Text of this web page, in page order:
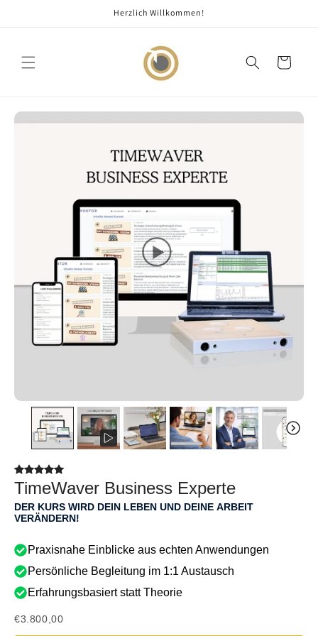
Herzlich Willkommen!
Warenkorb
TimeWaver Business Experte
DER KURS WIRD DEIN LEBEN UND DEINE ARBEIT
VERÄNDERN!
Praxisnahe Einblicke aus echten Anwendungen
Persönliche Begleitung im 1:1 Austausch
Erfahrungsbasiert statt Theorie
€3.800,00